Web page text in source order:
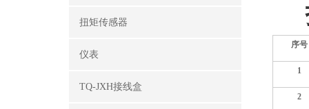
扭矩传感器
仪表
TQ-JXH接线盒
序号
1
2